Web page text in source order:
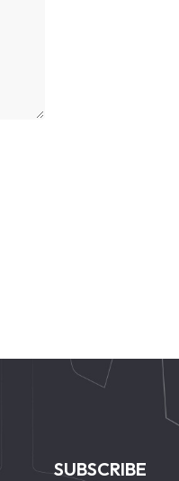
SUBSCRIBE